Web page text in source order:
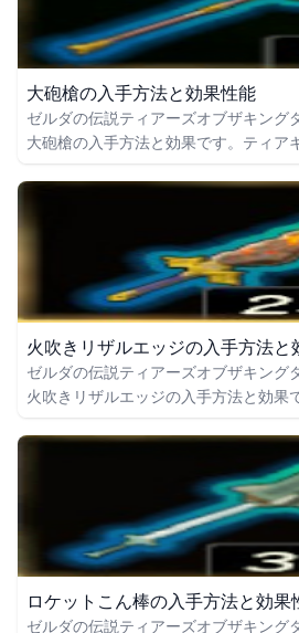
大砲槍の入手方法と効果性能
ゼルダの伝説ティアーズオブザキング
大砲槍の入手方法と効果です。ティア
火吹きリザルエッジの入手方法と
ゼルダの伝説ティアーズオブザキング
火吹きリザルエッジの入手方法と効果
や攻撃力についても掲載しています。
ロケットこん棒の入手方法と効果
ゼルダの伝説ティアーズオブザキング